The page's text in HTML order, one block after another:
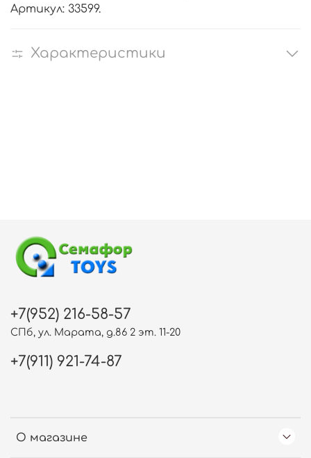
Артикул: 33599.
Характеристики
О магазине
+7(952) 216-58-57
СПб, ул. Марата, д.86 2 эт. 11-20
+7(911) 921-74-87